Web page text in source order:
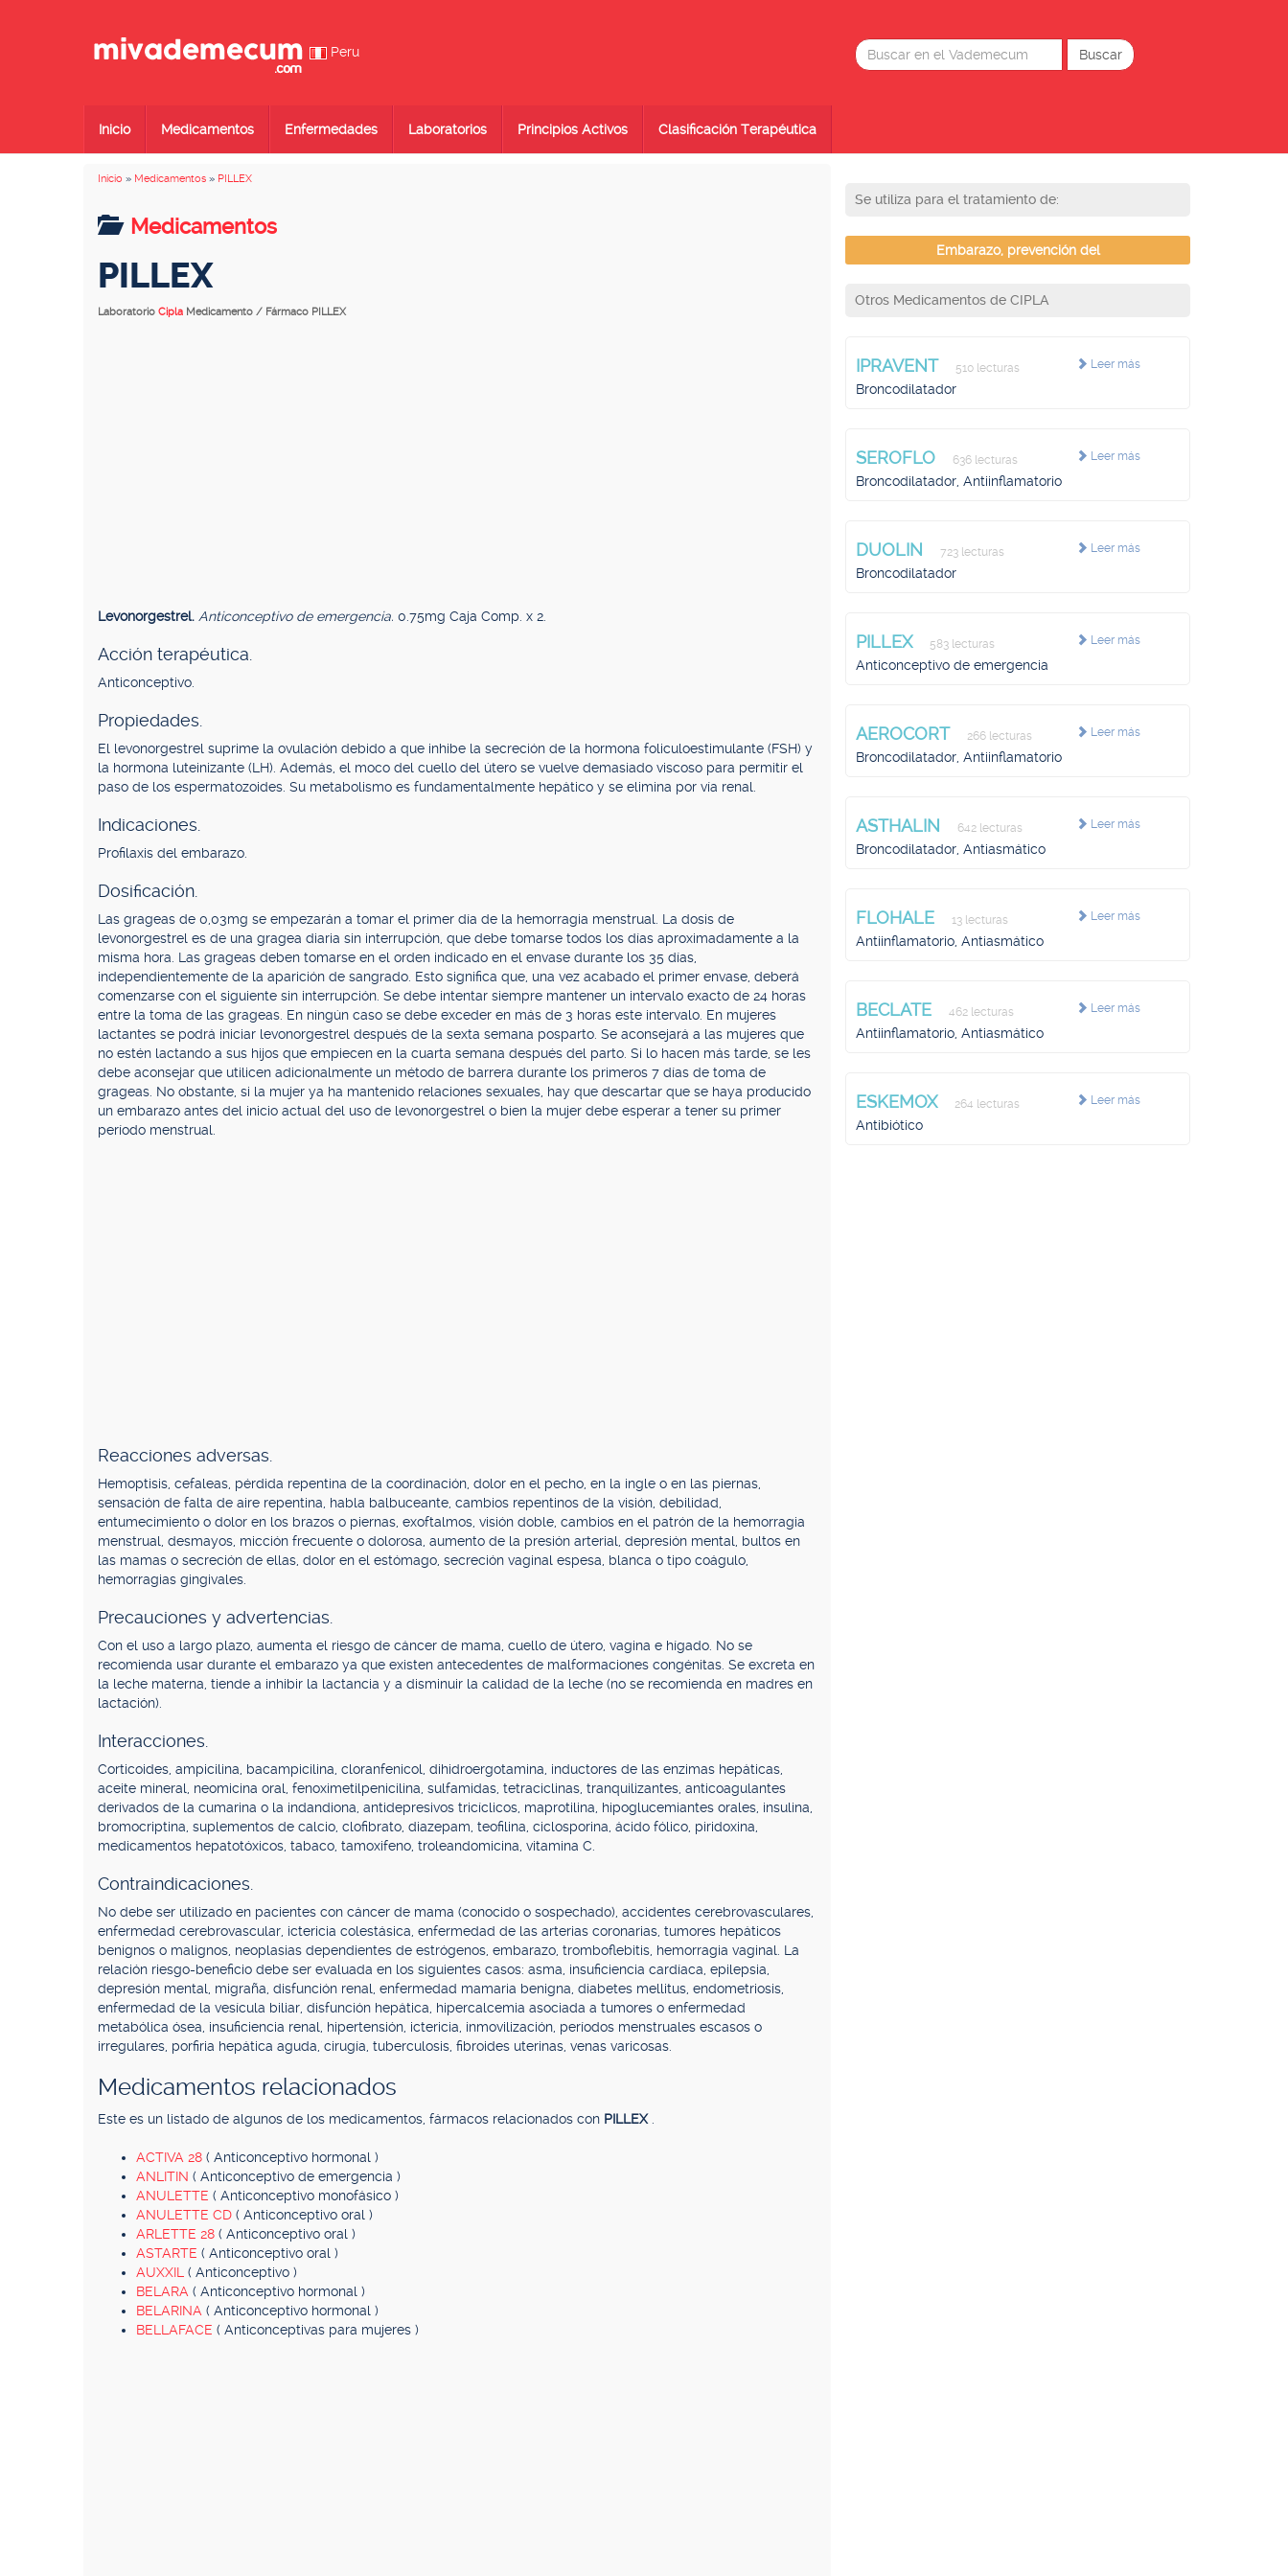
Peru
Inicio Medicamentos Enfermedades Laboratorios Principios Activos Clasificación Terapéutica
Inicio » Medicamentos » PILLEX
Medicamentos
PILLEX
Laboratorio Cipla Medicamento / Fármaco PILLEX
Levonorgestrel. Anticonceptivo de emergencia. 0.75mg Caja Comp. x 2.
Acción terapéutica.
Anticonceptivo.
Propiedades.
El levonorgestrel suprime la ovulación debido a que inhibe la secreción de la hormona foliculoestimulante (FSH) y
la hormona luteinizante (LH). Además, el moco del cuello del útero se vuelve demasiado viscoso para permitir el
paso de los espermatozoides. Su metabolismo es fundamentalmente hepático y se elimina por vía renal.
Indicaciones.
Profilaxis del embarazo.
Dosificación.
Las grageas de 0,03mg se empezarán a tomar el primer día de la hemorragia menstrual. La dosis de
levonorgestrel es de una gragea diaria sin interrupción, que debe tomarse todos los días aproximadamente a la
misma hora. Las grageas deben tomarse en el orden indicado en el envase durante los 35 días,
independientemente de la aparición de sangrado. Esto significa que, una vez acabado el primer envase, deberá
comenzarse con el siguiente sin interrupción. Se debe intentar siempre mantener un intervalo exacto de 24 horas
entre la toma de las grageas. En ningún caso se debe exceder en más de 3 horas este intervalo. En mujeres
lactantes se podrá iniciar levonorgestrel después de la sexta semana posparto. Se aconsejará a las mujeres que
no estén lactando a sus hijos que empiecen en la cuarta semana después del parto. Si lo hacen más tarde, se les
debe aconsejar que utilicen adicionalmente un método de barrera durante los primeros 7 días de toma de
grageas. No obstante, si la mujer ya ha mantenido relaciones sexuales, hay que descartar que se haya producido
un embarazo antes del inicio actual del uso de levonorgestrel o bien la mujer debe esperar a tener su primer
período menstrual.
Reacciones adversas.
Hemoptisis, cefaleas, pérdida repentina de la coordinación, dolor en el pecho, en la ingle o en las piernas,
sensación de falta de aire repentina, habla balbuceante, cambios repentinos de la visión, debilidad,
entumecimiento o dolor en los brazos o piernas, exoftalmos, visión doble, cambios en el patrón de la hemorragia
menstrual, desmayos, micción frecuente o dolorosa, aumento de la presión arterial, depresión mental, bultos en
las mamas o secreción de ellas, dolor en el estómago, secreción vaginal espesa, blanca o tipo coágulo,
hemorragias gingivales.
Precauciones y advertencias.
Con el uso a largo plazo, aumenta el riesgo de cáncer de mama, cuello de útero, vagina e hígado. No se
recomienda usar durante el embarazo ya que existen antecedentes de malformaciones congénitas. Se excreta en
la leche materna, tiende a inhibir la lactancia y a disminuir la calidad de la leche (no se recomienda en madres en
lactación).
Interacciones.
Corticoides, ampicilina, bacampicilina, cloranfenicol, dihidroergotamina, inductores de las enzimas hepáticas,
aceite mineral, neomicina oral, fenoximetilpenicilina, sulfamidas, tetraciclinas, tranquilizantes, anticoagulantes
derivados de la cumarina o la indandiona, antidepresivos tricíclicos, maprotilina, hipoglucemiantes orales, insulina,
bromocriptina, suplementos de calcio, clofibrato, diazepam, teofilina, ciclosporina, ácido fólico, piridoxina,
medicamentos hepatotóxicos, tabaco, tamoxifeno, troleandomicina, vitamina C.
Contraindicaciones.
No debe ser utilizado en pacientes con cáncer de mama (conocido o sospechado), accidentes cerebrovasculares,
enfermedad cerebrovascular, ictericia colestásica, enfermedad de las arterias coronarias, tumores hepáticos
benignos o malignos, neoplasias dependientes de estrógenos, embarazo, tromboflebitis, hemorragia vaginal. La
relación riesgo-beneficio debe ser evaluada en los siguientes casos: asma, insuficiencia cardíaca, epilepsia,
depresión mental, migraña, disfunción renal, enfermedad mamaria benigna, diabetes mellitus, endometriosis,
enfermedad de la vesícula biliar, disfunción hepática, hipercalcemia asociada a tumores o enfermedad
metabólica ósea, insuficiencia renal, hipertensión, ictericia, inmovilización, períodos menstruales escasos o
irregulares, porfiria hepática aguda, cirugía, tuberculosis, fibroides uterinas, venas varicosas.
Medicamentos relacionados
Este es un listado de algunos de los medicamentos, fármacos relacionados con PILLEX
ACTIVA 28 ( Anticonceptivo hormonal )
ANLITIN ( Anticonceptivo de emergencia )
ANULETTE ( Anticonceptivo monofásico )
ANULETTE CD ( Anticonceptivo oral )
ARLETTE 28 ( Anticonceptivo oral )
ASTARTE ( Anticonceptivo oral )
AUXXIL ( Anticonceptivo )
BELARA ( Anticonceptivo hormonal )
BELARINA ( Anticonceptivo hormonal )
BELLAFACE ( Anticonceptivas para mujeres )
Se utiliza para el tratamiento de:
Embarazo, prevención del
Otros Medicamentos de CIPLA
Leer más
IPRAVENT 510 lecturas
Broncodilatador
Leer más
SEROFLO 636 lecturas
Broncodilatador, Antiinflamatorio
Leer más
DUOLIN 723 lecturas
Broncodilatador
Leer más
PILLEX 583 lecturas
Anticonceptivo de emergencia
Leer más
AEROCORT 266 lecturas
Broncodilatador, Antiinflamatorio
Leer más
ASTHALIN 642 lecturas
Broncodilatador, Antiasmático
Leer más
FLOHALE 13 lecturas
Antiinflamatorio, Antiasmático
Leer más
BECLATE 462 lecturas
Antiinflamatorio, Antiasmático
Leer más
ESKEMOX 264 lecturas
Antibiótico